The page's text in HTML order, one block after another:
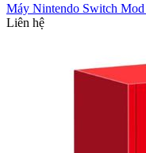
Máy Nintendo Switch
Liên hệ